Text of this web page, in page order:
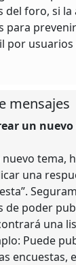
del foro, si
para
por
mensajes
un
tema,
una
de poder
una
Puede
encuestas,